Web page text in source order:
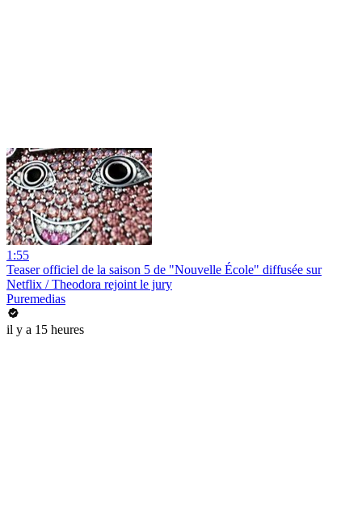
1:55
Teaser officiel de la saison 5 de "Nouvelle École" diffusée sur
Netflix / Theodora rejoint le jury
Puremedias
il y a 15 heures